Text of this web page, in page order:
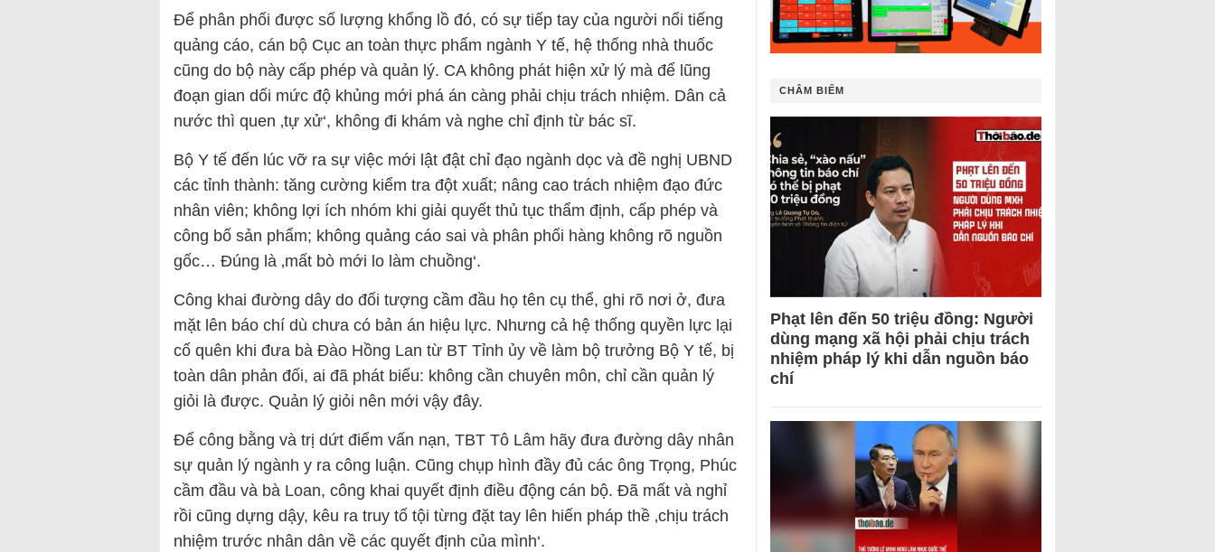
Để phân phối được số lượng khổng lồ đó, có sự tiếp tay của người nổi tiếng
quảng cáo, cán bộ Cục an toàn thực phẩm ngành Y tế, hệ thống nhà thuốc
cũng do bộ này cấp phép và quản lý. CA không phát hiện xử lý mà để lũng
đoạn gian dối mức độ khủng mới phá án càng phải chịu trách nhiệm. Dân cả
nước thì quen ‚tự xử‘, không đi khám và nghe chỉ định từ bác sĩ.
Bộ Y tế đến lúc vỡ ra sự việc mới lật đật chỉ đạo ngành dọc và đề nghị UBND
các tỉnh thành: tăng cường kiểm tra đột xuất; nâng cao trách nhiệm đạo đức
nhân viên; không lợi ích nhóm khi giải quyết thủ tục thẩm định, cấp phép và
công bố sản phẩm; không quảng cáo sai và phân phối hàng không rõ nguồn
gốc… Đúng là ‚mất bò mới lo làm chuồng‘.
Công khai đường dây do đối tượng cầm đầu họ tên cụ thể, ghi rõ nơi ở, đưa
mặt lên báo chí dù chưa có bản án hiệu lực. Nhưng cả hệ thống quyền lực lại
cố quên khi đưa bà Đào Hồng Lan từ BT Tỉnh ủy về làm bộ trưởng Bộ Y tế, bị
toàn dân phản đối, ai đã phát biểu: không cần chuyên môn, chỉ cần quản lý
giỏi là được. Quản lý giỏi nên mới vậy đây.
Để công bằng và trị dứt điểm vấn nạn, TBT Tô Lâm hãy đưa đường dây nhân
sự quản lý ngành y ra công luận. Cũng chụp hình đầy đủ các ông Trọng, Phúc
cầm đầu và bà Loan, công khai quyết định điều động cán bộ. Đã mất và nghỉ
rồi cũng dựng dậy, kêu ra truy tố tội từng đặt tay lên hiến pháp thề ‚chịu trách
nhiệm trước nhân dân về các quyết định của mình‘.
CHÂM BIẾM
Phạt lên đến 50 triệu đồng: Người
dùng mạng xã hội phải chịu trách
nhiệm pháp lý khi dẫn nguồn báo
chí